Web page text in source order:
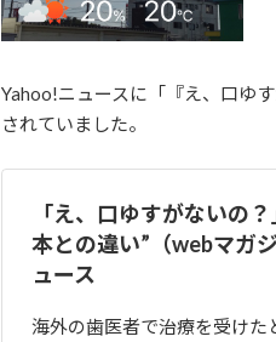
Yahoo!ニュースに「『え、口ゆ
されていました。
「え、口ゆすがないの
本との違い”（webマガ
ュース
海外の歯医者で治療を受けた